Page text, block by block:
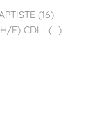
(16)
CDI - (...)